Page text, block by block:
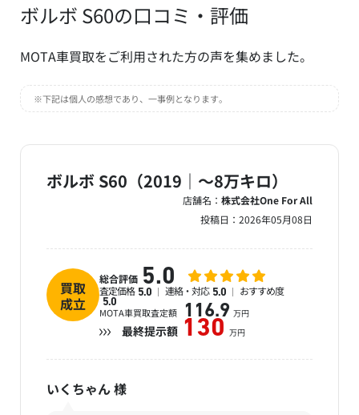
ボルボ S60の口コミ・評価
MOTA車買取をご利用された方の声を集めました。
※下記は個人の感想であり、一事例となります。
ボルボ S60（2019｜～8万キロ）
店舗名： 株式会社One For All
投稿日： 2026年05月08日
買取
成立
総合評価 5.0
査定価格 5.0 連絡・対応 5.0 おすすめ度
5.0
MOTA車買取査定額 116.9 万円
最終提示額 130 万円
いくちゃん様